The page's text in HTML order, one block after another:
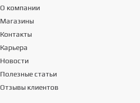
О компании
Магазины
Контакты
Карьера
Новости
Полезные статьи
Отзывы клиентов